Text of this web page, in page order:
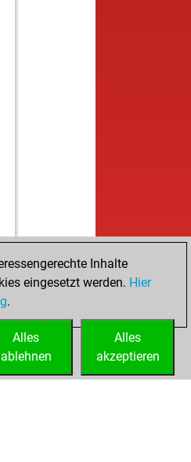
Inhalte
eingesetzt werden. Hier
.
Alles
akzeptieren
Alles
ablehnen